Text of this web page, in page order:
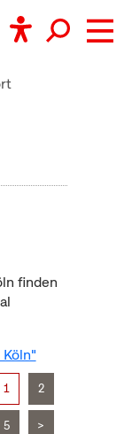
finden
1 2
5 >